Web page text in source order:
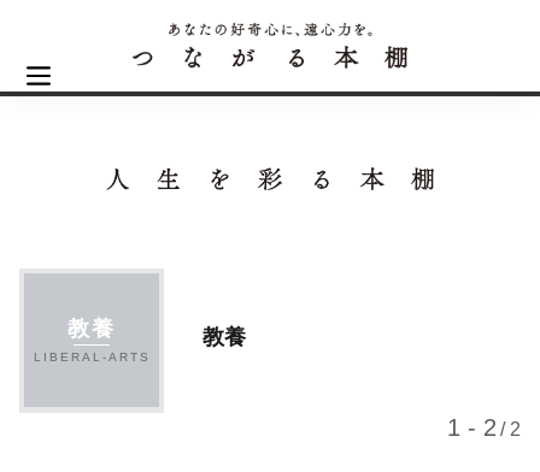
教養
LIBERAL-ARTS
教養
1 - 2 / 2